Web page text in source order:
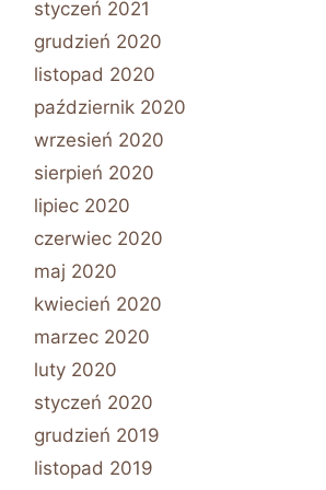
styczeń 2021
grudzień 2020
listopad 2020
październik 2020
wrzesień 2020
sierpień 2020
lipiec 2020
czerwiec 2020
maj 2020
kwiecień 2020
marzec 2020
luty 2020
styczeń 2020
grudzień 2019
listopad 2019